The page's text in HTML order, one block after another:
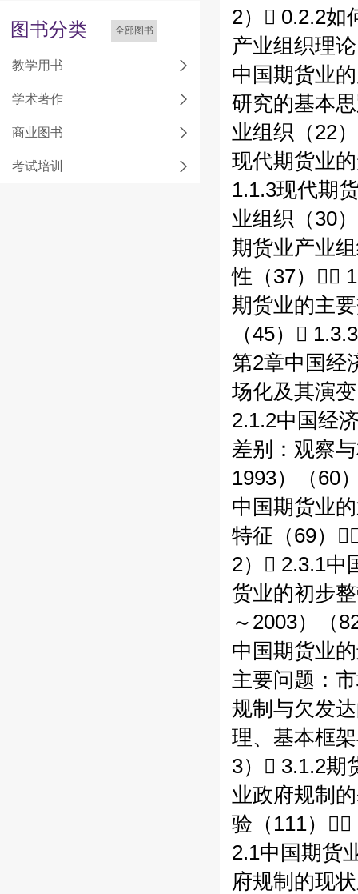
图书分类 全部图书
教学用书
学术著作
商业图书
考试培训
2） 0.2.2如
产业组织理
中国期货业
研究的基本
业组织（22
现代期货业
1.1.3现代期
业组织（30
期货业产业
性（37）
期货业的主
（45）
第2章中国经
场化及其演
2.1.2中国经
差别：观察
1993）（60
中国期货业
特征（69）
2） 2.3.1中
货业的初步
～2003）（
中国期货业
主要问题：
规制与欠发
理、基本框
3） 3.1.2期
业政府规制
验（111）
2.1中国期货
府规制的现